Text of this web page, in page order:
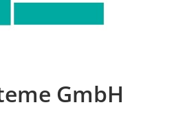
GmbH